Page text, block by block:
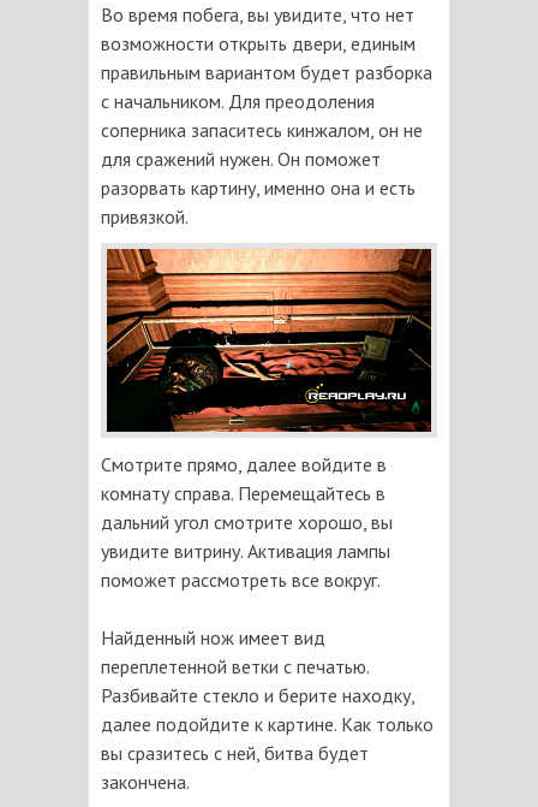
Во время побега, вы увидите, что нет
возможности открыть двери, единым
правильным вариантом будет разборка
с начальником. Для преодоления
соперника запаситесь кинжалом, он не
для сражений нужен. Он поможет
разорвать картину, именно она и есть
привязкой.
Смотрите прямо, далее войдите в
комнату справа. Перемещайтесь в
дальний угол смотрите хорошо, вы
увидите витрину. Активация лампы
поможет рассмотреть все вокруг.
Найденный нож имеет вид
переплетенной ветки с печатью.
Разбивайте стекло и берите находку,
далее подойдите к картине. Как только
вы сразитесь с ней, битва будет
закончена.